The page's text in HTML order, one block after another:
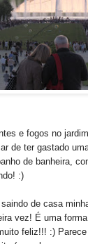
e fogos no
de ter gastado
de banheira,
:)
saindo de casa
vez! É uma
feliz!!! :)